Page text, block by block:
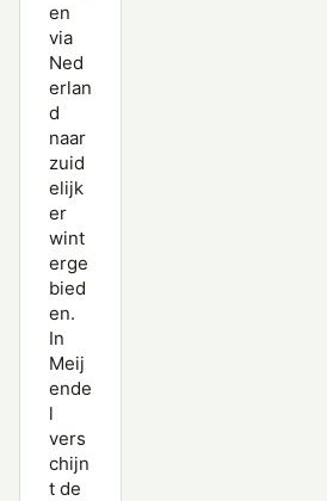
en
via
Ned
erlan
d
naar
zuid
elijk
er
wint
erge
bied
en.
In
Meij
ende
l
vers
chijn
t de